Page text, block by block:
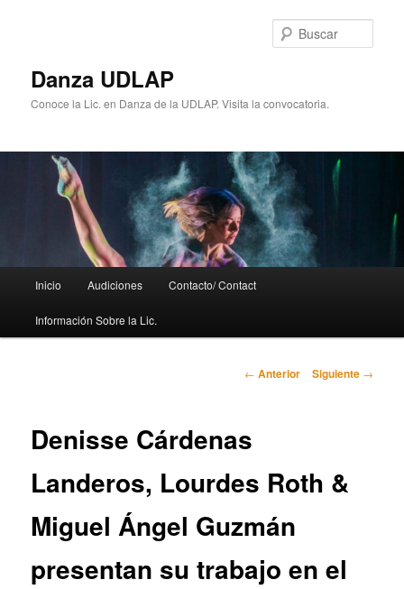
Danza UDLAP
Conoce la Lic. en Danza de la UDLAP. Visita la convocatoria.
Inicio Audiciones Contacto/ Contact
Información Sobre la Lic.
Navegación
← Anterior Siguiente →
Denisse Cárdenas
Landeros, Lourdes Roth &
Miguel Ángel Guzmán
presentan su trabajo en el